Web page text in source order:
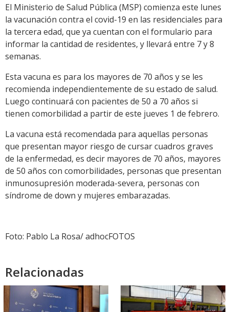
Link
El Ministerio de Salud Pública (MSP) comienza este lunes
la vacunación contra el covid-19 en las residenciales para
la tercera edad, que ya cuentan con el formulario para
informar la cantidad de residentes, y llevará entre 7 y 8
semanas.
Esta vacuna es para los mayores de 70 años y se les
recomienda independientemente de su estado de salud.
Luego continuará con pacientes de 50 a 70 años si
tienen comorbilidad a partir de este jueves 1 de febrero.
La vacuna está recomendada para aquellas personas
que presentan mayor riesgo de cursar cuadros graves
de la enfermedad, es decir mayores de 70 años, mayores
de 50 años con comorbilidades, personas que presentan
inmunosupresión moderada-severa, personas con
síndrome de down y mujeres embarazadas.
Foto: Pablo La Rosa/ adhocFOTOS
Relacionadas